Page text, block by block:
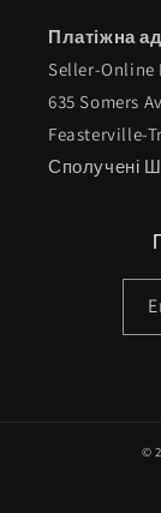
Платіжна
Seller-Online
635 Somers
Feasterville-
Сполучені
©